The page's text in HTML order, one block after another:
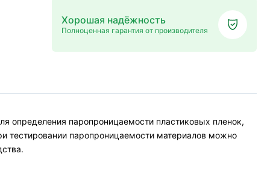
Хорошая надёжность
Полноценная гарантия от производителя
определения паропроницаемости пластиковых пленок,
тестировании паропроницаемости материалов можно